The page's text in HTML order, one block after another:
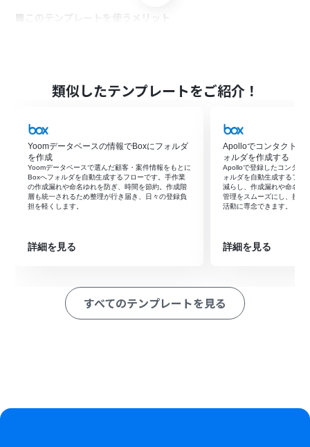
■このテンプレートを使うメリット
ため、変換ミスや格納漏れといったヒューマンエラーの
■フローボットの流れ
はじめに、SlackとBoxをYoomと連携します。
次に、トリガーでSlackを選択し、「ファイルがチャンネ
ルに投稿されたら」というアクションを設定します。
次に、オペレーションでSlackの「投稿されたファイルを
ァイルをダウンロードします。
次に、オペレーションでRPA機能の「ブラウザを操作す
最後に、オペレーションでBoxの「ファイルをアップロー
ド」アクションを設定し、変換したMP3ファイルを指定の
フォルダに格納します。
■このワークフローのカスタムポイント
類似したテンプレートをご紹介！
Yoomデータベースの情報でBoxにフォルダ
を作成
Yoomデータベースで選んだ顧客・案件情報をもとに
Boxへフォルダを自動生成するフローです。手作業
の作成漏れや命名ゆれを防ぎ、時間を節約。作成階
層も統一されるため整理が行き届き、日々の登録負
担を軽くします。
詳細を見る
Apolloでコンタクトが
ォルダを作成する
Apolloで登録したコンタク
ォルダを自動生成するフロ
減らし、作成漏れや命名ミ
管理をスムーズにし、担当
活動に専念できます。
詳細を見る
すべてのテンプレートを見る